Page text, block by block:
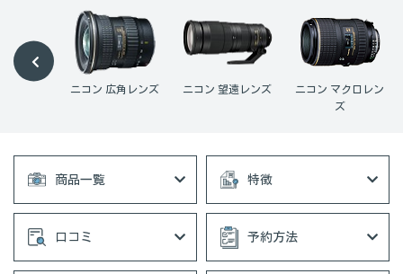
ニコン 広角レンズ ニコン 望遠レンズ
ニコン マクロレン
ズ
商品一覧 特徴
口コミ 予約方法